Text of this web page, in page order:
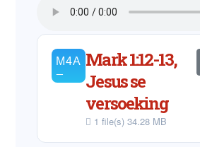
Mark 1:12-13,
Jesus se
versoeking
1 file(s)34.28 MB